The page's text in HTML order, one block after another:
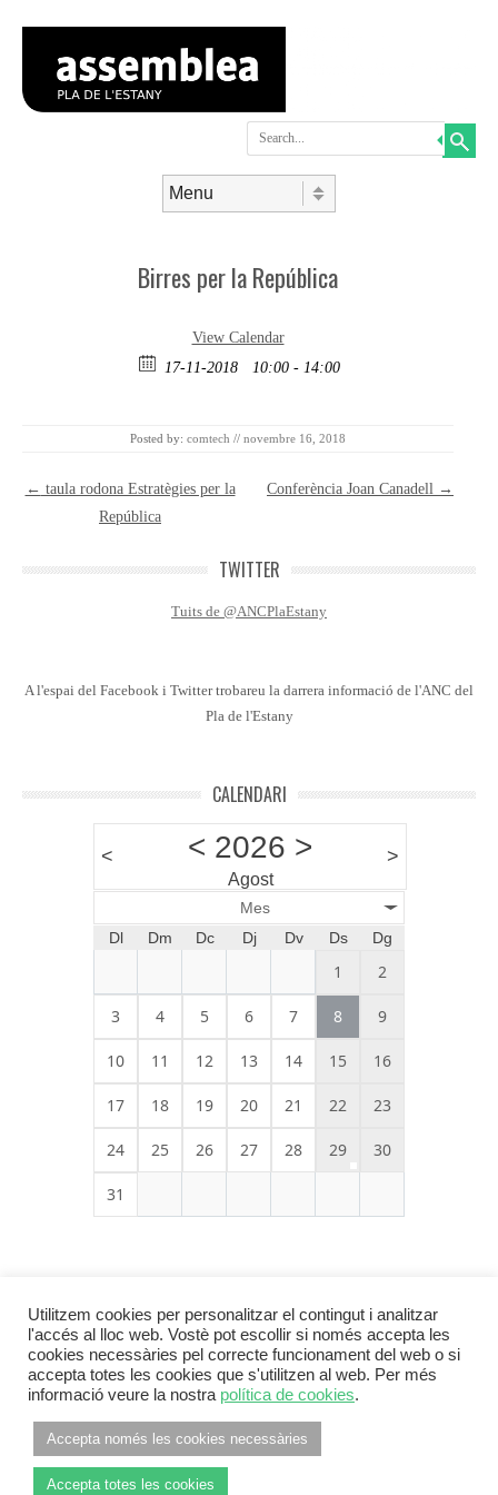
Birres per la República
View Calendar
17-11-2018
10:00 - 14:00
Posted by: comtech // novembre 16, 2018
Post navigation
← taula rodona Estratègies per la
República
Conferència Joan Canadell →
TWITTER
Tuits de @ANCPlaEstany
A l'espai del Facebook i Twitter trobareu la darrera informació de l'ANC del
Pla de l'Estany
CALENDARI
< < 2026 >
Agost
>
Mes
Dl
Dm Dc Dj Dv Ds Dg
1 2
3 4 5 6 7 8 9
10 11 12 13 14 15 16
17 18 19 20 21 22 23
24 25 26 27 28 29 30
31
POLÍTICA DE COOKIES
© 2026
Utilitzem cookies per personalitzar el contingut i analitzar
l'accés al lloc web. Vostè pot escollir si només accepta les
cookies necessàries pel correcte funcionament del web o si
accepta totes les cookies que s'utilitzen al web. Per més
informació veure la nostra política de cookies.
Accepta només les cookies necessàries
Accepta totes les cookies